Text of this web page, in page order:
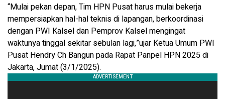
“Mulai pekan depan, Tim HPN Pusat harus mulai bekerja
mempersiapkan hal-hal teknis di lapangan, berkoordinasi
dengan PWI Kalsel dan Pemprov Kalsel mengingat
waktunya tinggal sekitar sebulan lagi,”ujar Ketua Umum PWI
Pusat Hendry Ch Bangun pada Rapat Panpel HPN 2025 di
Jakarta, Jumat (3/1/2025).